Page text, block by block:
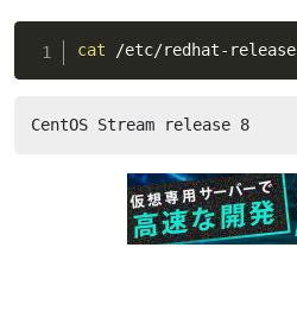
cat /etc/redhat-release
CentOS Stream release 8